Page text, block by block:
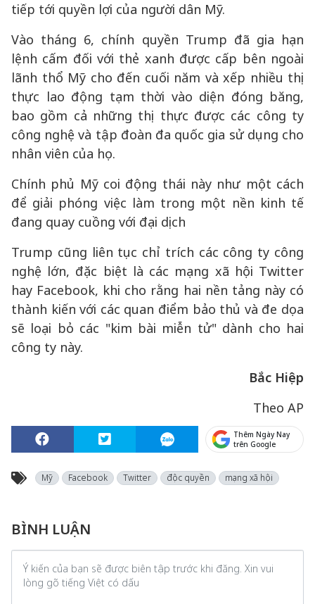
tiếp tới quyền lợi của người dân Mỹ.
Vào tháng 6, chính quyền Trump đã gia hạn
lệnh cấm đối với thẻ xanh được cấp bên ngoài
lãnh thổ Mỹ cho đến cuối năm và xếp nhiều thị
thực lao động tạm thời vào diện đóng băng,
bao gồm cả những thị thực được các công ty
công nghệ và tập đoàn đa quốc gia sử dụng cho
nhân viên của họ.
Chính phủ Mỹ coi động thái này như một cách
để giải phóng việc làm trong một nền kinh tế
đang quay cuồng với đại dịch
Trump cũng liên tục chỉ trích các công ty công
nghệ lớn, đặc biệt là các mạng xã hội Twitter
hay Facebook, khi cho rằng hai nền tảng này có
thành kiến với các quan điểm bảo thủ và đe dọa
sẽ loại bỏ các "kim bài miễn tử" dành cho hai
công ty này.
Bắc Hiệp
Theo AP
Thêm Ngày Nay
trên Google
Mỹ Facebook Twitter độc quyền mạng xã hội
BÌNH LUẬN